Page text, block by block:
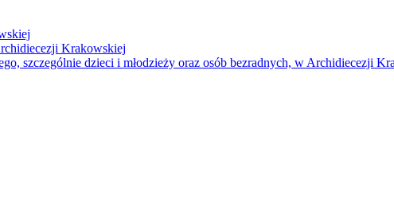
Krakowskiej
szczególnie dzieci i młodzieży oraz osób bezradnych, w Archidiecezji